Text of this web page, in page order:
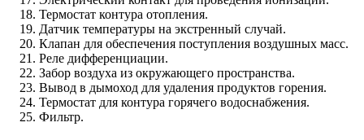
Термостат контура отопления.
Датчик температуры на экстренный случай.
Клапан для обеспечения поступления воздушных масс.
Реле дифференциации.
Забор воздуха из окружающего пространства.
Вывод в дымоход для удаления продуктов горения.
Термостат для контура горячего водоснабжения.
Фильтр.